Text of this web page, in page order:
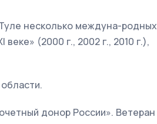
несколько междуна-родных
(2000 г., 2002 г., 2010 г.),
донор России». Ветеран